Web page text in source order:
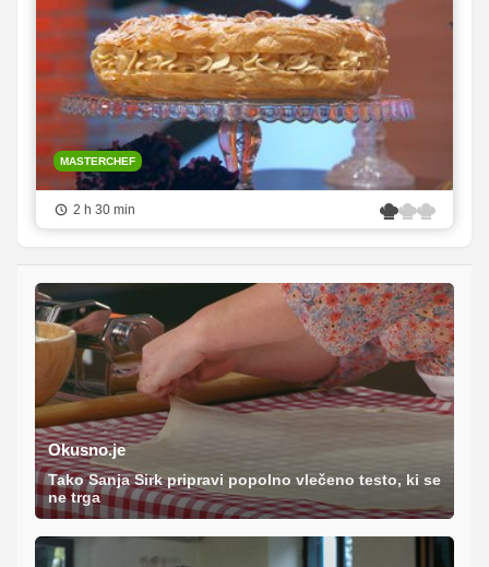
MASTERCHEF
2 h 30 min
Okusno.je
Tako Sanja Sirk pripravi popolno vlečeno testo, ki se
ne trga